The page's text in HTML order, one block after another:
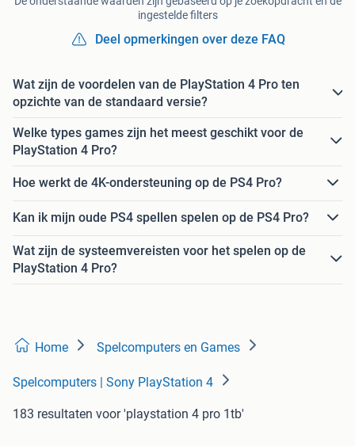
ingestelde filters
Deel opmerkingen over deze FAQ
Wat zijn de voordelen van de PlayStation 4 Pro ten
opzichte van de standaard versie?
Welke types games zijn het meest geschikt voor de
PlayStation 4 Pro?
Hoe werkt de 4K-ondersteuning op de PS4 Pro?
Kan ik mijn oude PS4 spellen spelen op de PS4 Pro?
Wat zijn de systeemvereisten voor het spelen op de
PlayStation 4 Pro?
Home Spelcomputers en Games
Spelcomputers | Sony PlayStation 4
183 resultaten voor 'playstation 4 pro 1tb'